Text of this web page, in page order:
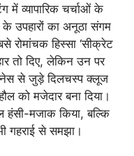
में व्यापारिक चर्चाओं के
के उपहारों का अनूठा संगम
रोमांचक हिस्सा ‘सीक्रेट
तो दिए, लेकिन उन पर
से जुड़े दिलचस्प क्लूज
को मजेदार बना दिया।
हंसी-मजाक किया, बल्कि
गहराई से समझा।